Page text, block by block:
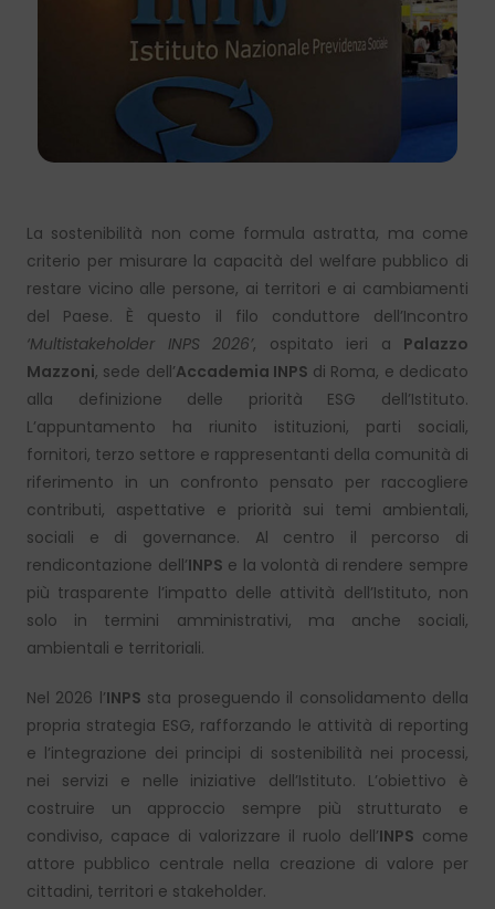
La sostenibilità non come formula astratta, ma come
criterio per misurare la capacità del welfare pubblico di
restare vicino alle persone, ai territori e ai cambiamenti
del Paese. È questo il filo conduttore dell’Incontro
‘Multistakeholder INPS 2026’, ospitato ieri a Palazzo
Mazzoni, sede dell’Accademia INPS di Roma, e dedicato
alla definizione delle priorità ESG dell’Istituto.
L’appuntamento ha riunito istituzioni, parti sociali,
fornitori, terzo settore e rappresentanti della comunità di
riferimento in un confronto pensato per raccogliere
contributi, aspettative e priorità sui temi ambientali,
sociali e di governance. Al centro il percorso di
rendicontazione dell’INPS e la volontà di rendere sempre
più trasparente l’impatto delle attività dell’Istituto, non
solo in termini amministrativi, ma anche sociali,
ambientali e territoriali.
Nel 2026 l’INPS sta proseguendo il consolidamento della
propria strategia ESG, rafforzando le attività di reporting
e l’integrazione dei principi di sostenibilità nei processi,
nei servizi e nelle iniziative dell’Istituto. L’obiettivo è
costruire un approccio sempre più strutturato e
condiviso, capace di valorizzare il ruolo dell’INPS come
attore pubblico centrale nella creazione di valore per
cittadini, territori e stakeholder.